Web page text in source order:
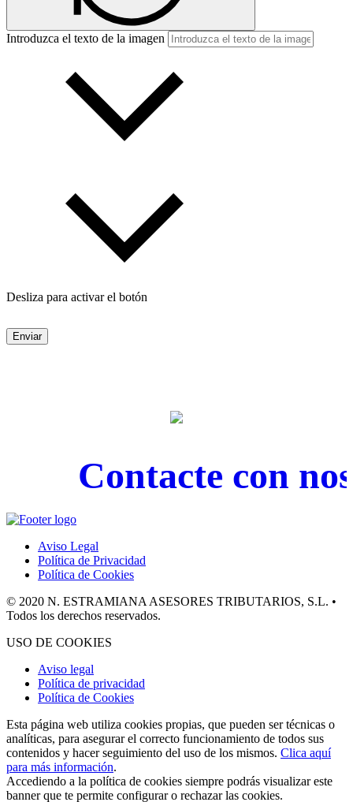
Introduzca el texto de la imagen
Desliza para activar el botón
Enviar
Contacte con
Aviso Legal
Política de Privacidad
Política de Cookies
© 2020 N. ESTRAMIANA ASESORES TRIBUTARIOS, S.L. •
Todos los derechos reservados.
USO DE COOKIES
Aviso legal
Política de privacidad
Política de Cookies
Esta página web utiliza cookies propias, que pueden ser técnicas o
analíticas, para asegurar el correcto funcionamiento de todos sus
contenidos y hacer seguimiento del uso de los mismos. Clica aquí
para más información.
Accediendo a la política de cookies siempre podrás visualizar este
banner que te permite configurar o rechazar las cookies.